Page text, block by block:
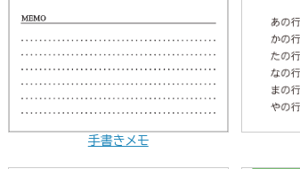
手書きメモ